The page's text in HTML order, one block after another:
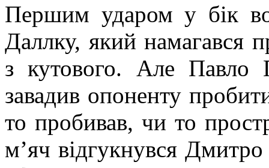
Першим ударом у бік
Даллку, який намагався
з кутового. Але Павло
завадив опоненту
то пробивав, чи то
м’яч відгукнувся Дмитро